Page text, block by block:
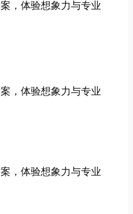
，体验想象力与专业
，体验想象力与专业
，体验想象力与专业